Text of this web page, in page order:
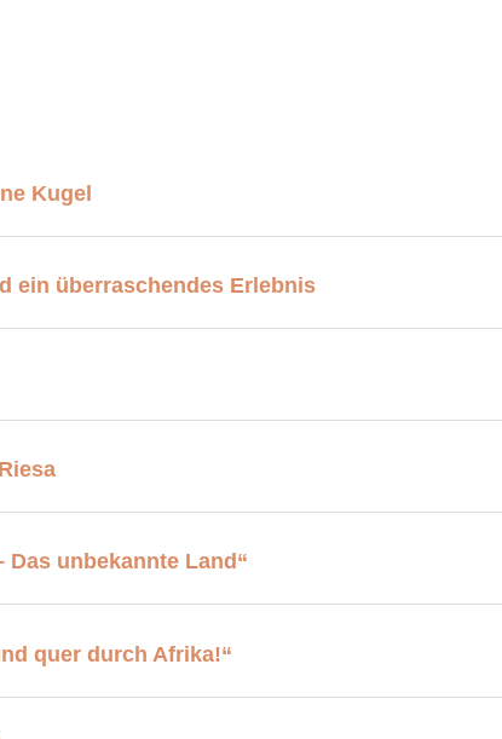
Kugel
ein überraschendes Erlebnis
unbekannte Land“
quer durch Afrika!“